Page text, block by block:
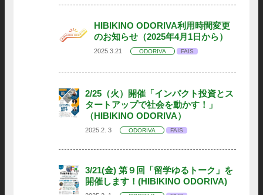
HIBIKINO ODORIVA利用時間変更
のお知らせ（2025年4月1日から）
2025.3.21 ODORIVA FAIS
2/25（火）開催「インパクト投資とス
タートアップで社会を動かす！」
（HIBIKINO ODORIVA）
2025.2. 3 ODORIVA FAIS
3/21(金) 第９回「留学ゆるトーク」を
開催します！(HIBIKINO ODORIVA)